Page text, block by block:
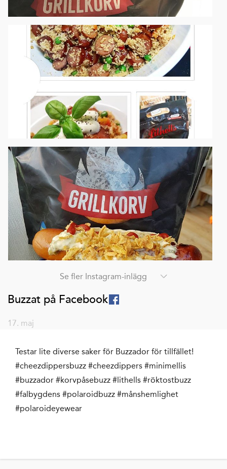
Se fler Instagram-inlägg
Buzzat på Facebook
17. maj
Testar lite diverse saker för Buzzador för tillfället!
#cheezdippersbuzz #cheezdippers #minimellis
#buzzador #korvpåsebuzz #lithells #röktostbuzz
#falbygdens #polaroidbuzz #månshemlighet
#polaroideyewear